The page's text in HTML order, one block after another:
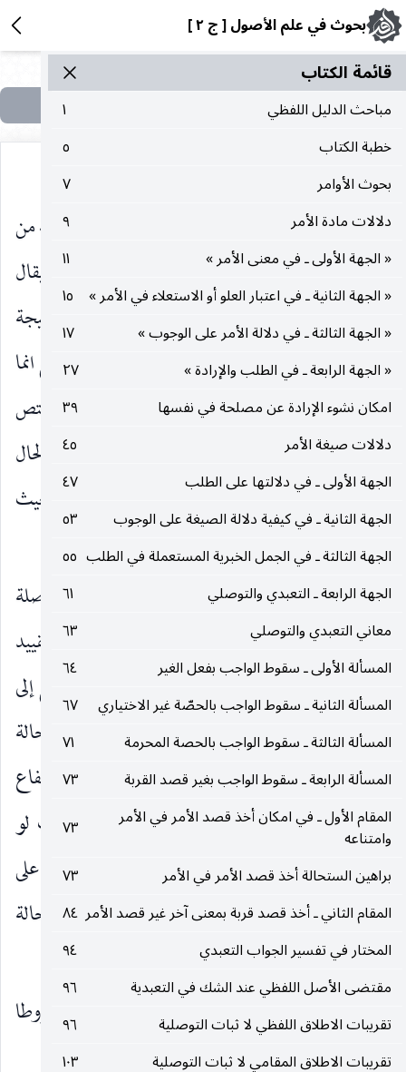
بحوث في علم الأصول [ ج ٢ ]
قائمة الکتاب
مباحث الدليل اللفظي
١
خطبة الكتاب
٥
بحوث الأوامر
٧
دلالات مادة الأمر
٩
« الجهة الأولى ـ في معنى الأمر »
١١
« الجهة الثانية ـ في اعتبار العلو أو الاستعلاء في الأمر » ١٥
« الجهة الثالثة ـ في دلالة الأمر على الوجوب »
١٧
« الجهة الرابعة ـ في الطلب والإرادة »
٢٧
امكان نشوء الإرادة عن مصلحة في نفسها
٣٩
دلالات صيغة الأمر
٤٥
الجهة الأولى ـ في دلالتها على الطلب
٤٧
الجهة الثانية ـ في كيفية دلالة الصيغة على الوجوب
٥٣
الجهة الثالثة ـ في الجمل الخبرية المستعملة في الطلب ٥٥
الجهة الرابعة ـ التعبدي والتوصلي
٦١
معاني التعبدي والتوصلي
٦٣
المسألة الأولى ـ سقوط الواجب بفعل الغير
٦٤
المسألة الثانية ـ سقوط الواجب بالحصّة غير الاختياري
٦٧
المسألة الثالثة ـ سقوط الواجب بالحصة المحرمة
٧١
المسألة الرابعة ـ سقوط الواجب بغير قصد القربة
٧٣
المقام الأول ـ في امكان أخذ قصد الأمر في الأمر
وامتناعه
٧٣
براهين الستحالة أخذ قصد الأمر في الأمر
٧٣
المقام الثاني ـ أخذ قصد قربة بمعنى آخر غير قصد الأمر ٨٤
المختار في تفسير الجواب التعبدي
٩٤
مقتضى الأصل اللفظي عند الشك في التعبدية
٩٦
تقريبات الاطلاق اللفظي لا ثبات التوصلية
٩٦
تقريبات الاطلاق المقامي لا ثبات التوصلية
١٠٣
واما على الثاني ، فتارة : يقال بوجوب جامع المقدمة من
جهة عدم المقتضي للتخصيص بالموصلة ، وأخرى : يقال
باستحالة التخصيص بالموصلة فعلى الأول ، تكون النتيجة
حرمة المقدمة غير الموصلة أيضا ، لأن وجوب الجامع انما
كان لعدم المقتضي للتخصيص والحرمة مقتضية له فيختص
الوجوب بالموصلة حفاظا على ملاك الحرمة كما هو الحال
في تمام موارد حرمة بعض افراد الجامع الواجب حيث
يتخصص وجوبه بالجامع بين الافراد غير المحرمة.
وعلى الثاني : يقع التنافي بين حرمة غير الموصلة
ووجوب المقدمة إذ يستحيل الإطلاق للتناقض ، والتقييد
بالموصلة للاستحالة ، ويسري التعارض والتنافي بالتبع إلى
وجوب ذي المقدمة وحرمة المقدمة غير الموصلة لاستحالة
اجتماعهما ، ومع افتراض أهمية الواجب لا بد من ارتفاع
الحرمة عن مطلق المقدمة حتى غير الموصلة بحيث لو
فعلها المكلف لم يكن عاصيا ومرتكبا للحرام بخلافه على
ما سبق ، وهذا من النتائج الغريبة للقول باستحالة
تخصيص الوجوب بالموصلة.
ولا يتوهم : إمكان تعقل حرمة غير الموصلة مشروطا
بترك الواجب بناء على الترتب على هذا التقدير.